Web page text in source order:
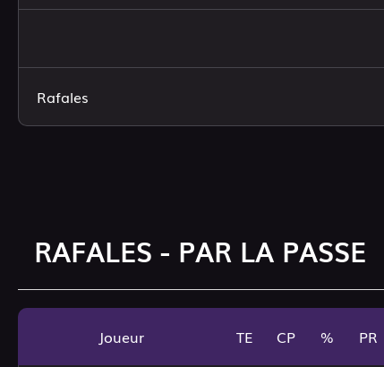
Rafales
RAFALES - PAR LA PASSE
Joueur TE CP % PR